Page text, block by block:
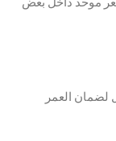
لضمان العمر